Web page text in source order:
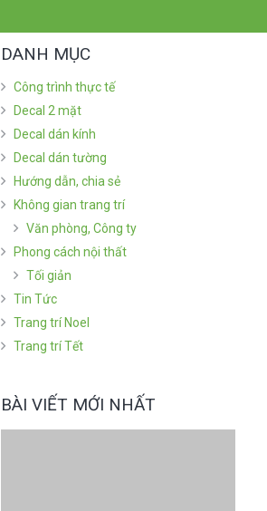
DANH MỤC
Công trình thực tế
Decal 2 mặt
Decal dán kính
Decal dán tường
Hướng dẫn, chia sẻ
Không gian trang trí
Văn phòng, Công ty
Phong cách nội thất
Tối giản
Tin Tức
Trang trí Noel
Trang trí Tết
BÀI VIẾT MỚI NHẤT